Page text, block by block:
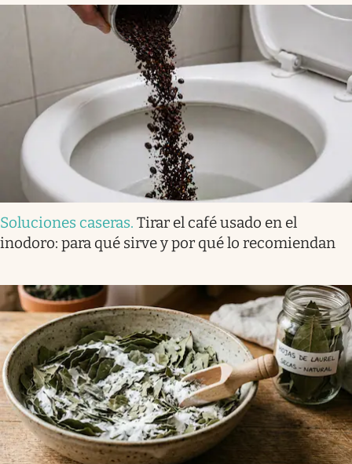
Soluciones caseras. Tirar el café usado en el
inodoro: para qué sirve y por qué lo recomiendan